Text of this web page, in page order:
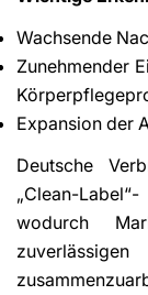
Wachsende
Zunehmender
Expansion der
Deutsche
„Clean-
wodurch